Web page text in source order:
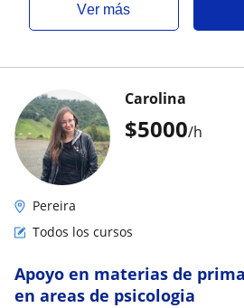
ver más
$5000/h
Carolina
Pereira
Todos los cursos
Apoyo en materias de
en areas de psicologia